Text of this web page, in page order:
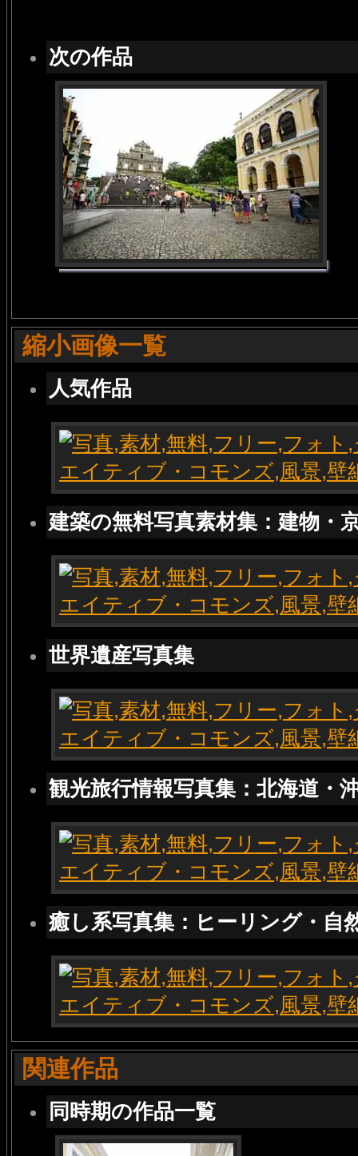
次の作品
縮小画像一覧
人気作品
建築の無料写真素材集：建物・
世界遺産写真集
観光旅行情報写真集：北海道・
癒し系写真集：ヒーリング・自
関連作品
同時期の作品一覧